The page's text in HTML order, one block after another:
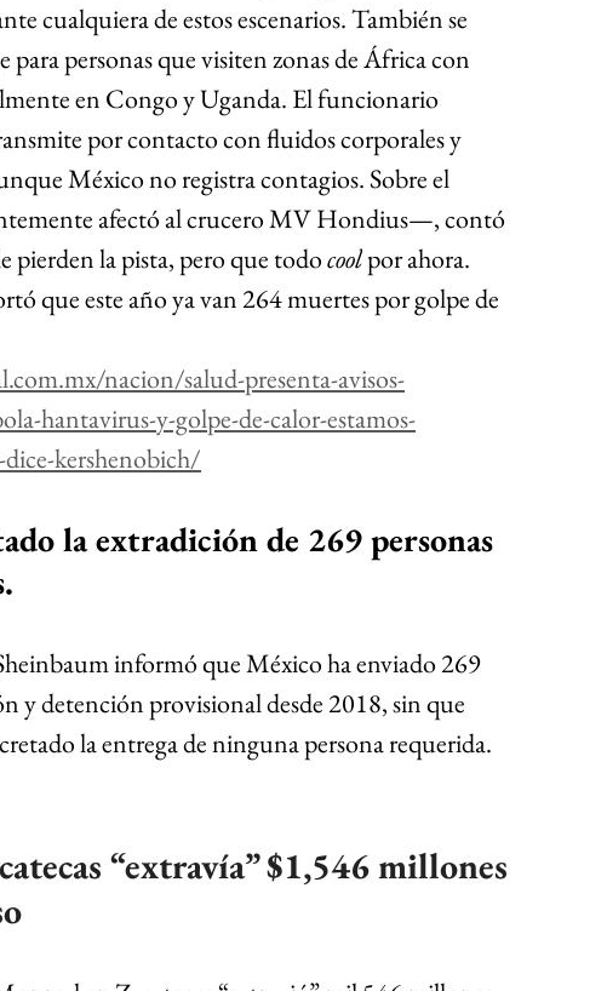
cualquiera de estos escenarios. También se
para personas que visiten zonas de África con
en Congo y Uganda. El funcionario
por contacto con fluidos corporales y
México no registra contagios. Sobre el
afectó al crucero MV Hondius—, contó
pierden la pista, pero que todo cool por ahora.
que este año ya van 264 muertes por golpe de
nacion/salud-presenta-avisos-
hantavirus-y-golpe-de-calor-estamos-
kershenobich/
la extradición de 269 personas
informó que México ha enviado 269
y detención provisional desde 2018, sin que
la entrega de ninguna persona requerida.
“extravía” $1,546 millones